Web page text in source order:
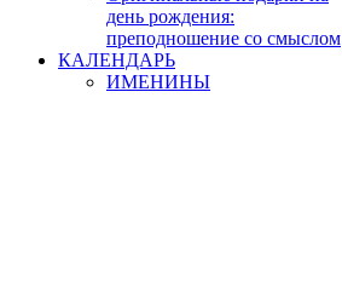
день рождения:
преподношение со смыслом
КАЛЕНДАРЬ
ИМЕНИНЫ